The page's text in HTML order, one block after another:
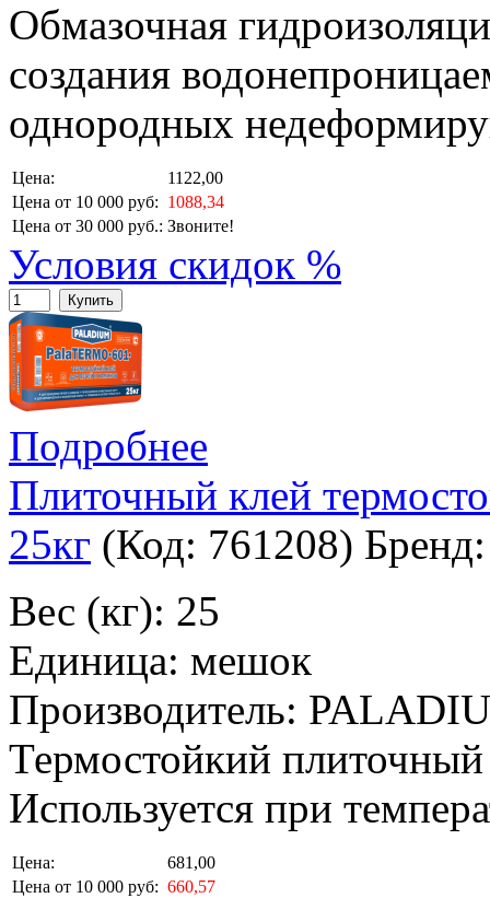
Обмазочная
создания
однородных
Цена:
1122,00
Цена от 10 000 руб: 1088,34
Цена от 30 000 руб.: Звоните!
Условия скидок %
Купить
Подробнее
Плиточный клей
25кг (Код: 761208)
Вес (кг): 25
Единица: мешок
Производитель:
Термостойкий
Используется при
Цена:
681,00
Цена от 10 000 руб: 660,57